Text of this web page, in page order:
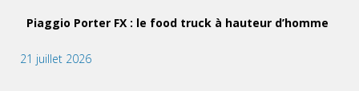
Piaggio Porter FX : le food truck à hauteur d’homme
21 juillet 2026